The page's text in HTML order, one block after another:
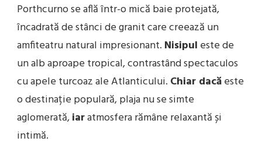
Porthcurno se află într-o mică baie protejată,
încadrată de stânci de granit care creează un
amfiteatru natural impresionant. Nisipul este de
un alb aproape tropical, contrastând spectaculos
cu apele turcoaz ale Atlanticului. Chiar dacăeste
o destinație populară, plaja nu se simte
aglomerată,iaratmosfera rămâne relaxantă și
intimă.